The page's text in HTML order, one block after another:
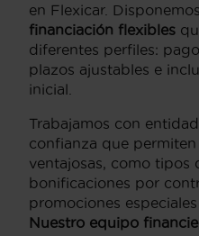
en Flexicar.
financiación flexibles
diferentes perfiles:
plazos ajustables e
inicial.
Trabajamos con
confianza que
ventajosas, como tipos
bonificaciones por
promociones
Nuestro equipo